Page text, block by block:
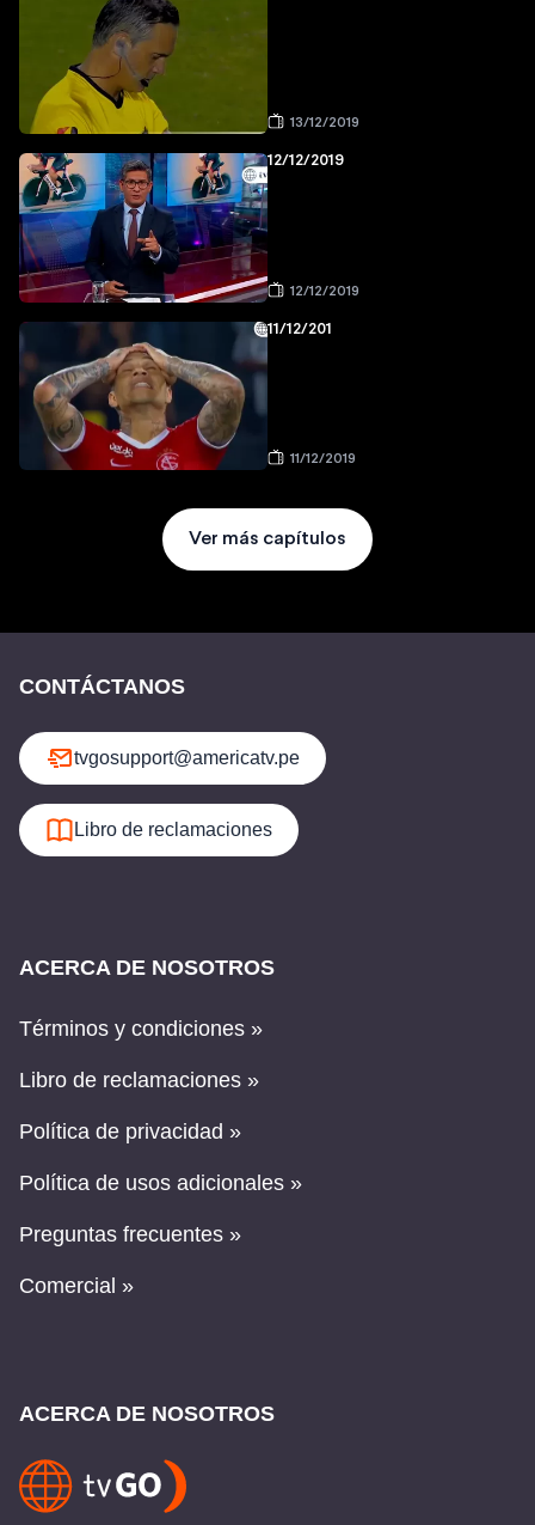
13/12/2019
12/12/2019
12/12/2019
11/12/201
11/12/2019
Ver más capítulos
CONTÁCTANOS
tvgosupport@americatv.pe
Libro de reclamaciones
ACERCA DE NOSOTROS
Términos y condiciones »
Libro de reclamaciones »
Política de privacidad »
Política de usos adicionales »
Preguntas frecuentes »
Comercial »
ACERCA DE NOSOTROS